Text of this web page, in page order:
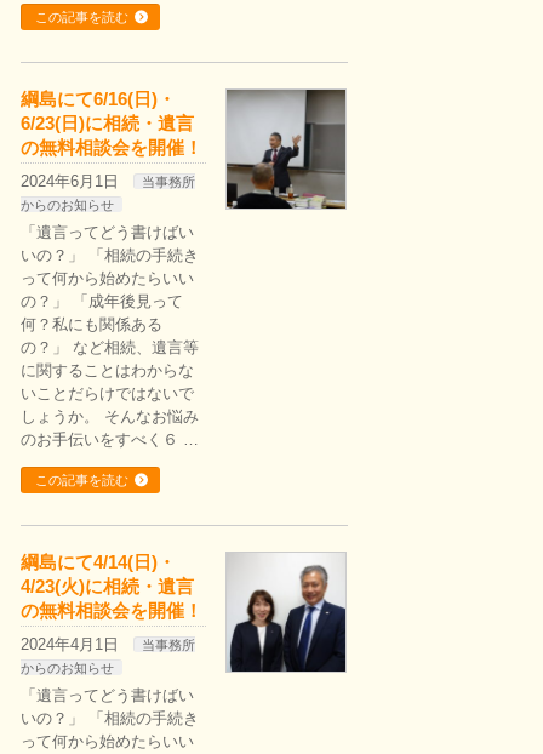
この記事を読む
綱島にて6/16(日)・
6/23(日)に相続・遺言
の無料相談会を開催！
2024年6月1日
当事務所
からのお知らせ
「遺言ってどう書けばい
いの？」 「相続の手続き
って何から始めたらいい
の？」 「成年後見って
何？私にも関係ある
の？」 など相続、遺言等
に関することはわからな
いことだらけではないで
しょうか。 そんなお悩み
のお手伝いをすべく６ …
この記事を読む
綱島にて4/14(日)・
4/23(火)に相続・遺言
の無料相談会を開催！
2024年4月1日
当事務所
からのお知らせ
「遺言ってどう書けばい
いの？」 「相続の手続き
って何から始めたらいい